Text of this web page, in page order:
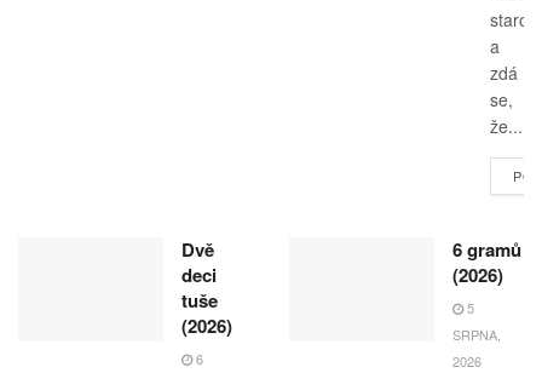
a
zdá
se,
že...
Dvě
deci
tuše
(2026)
6
6 gramů
(2026)
5
SRPNA,
2026